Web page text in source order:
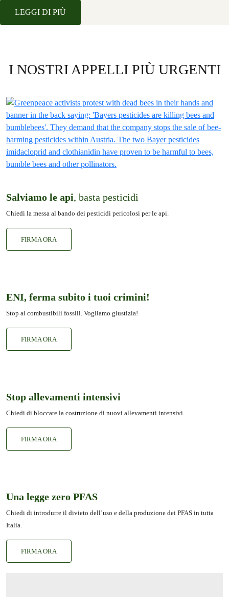
LEGGI DI PIÙ
I NOSTRI APPELLI PIÙ URGENTI
Salviamo le api, basta pesticidi
Chiedi la messa al bando dei pesticidi pericolosi per le api.
FIRMA ORA
ENI, ferma subito i tuoi crimini!
Stop ai combustibili fossili. Vogliamo giustizia!
FIRMA ORA
Stop allevamenti intensivi
Chiedi di bloccare la costruzione di nuovi allevamenti intensivi.
FIRMA ORA
Una legge zero PFAS
Chiedi di introdurre il divieto dell’uso e della produzione dei PFAS in tutta
Italia.
FIRMA ORA